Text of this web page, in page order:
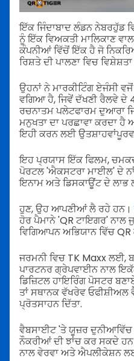
ਇੱਕ ਜਿੰਦਾਬਾਦ ਲੰਡਨ ਨੇਬਰਹੁੱਡ
ਨੂੰ ਇੱਕ ਵਿਅਕਤੀ ਮਾਲਿਕਾਣ
ਕੰਪਨੀਆਂ ਵਿੱਚੋਂ ਇੱਕ ਹੈ ਜੋ
ਰਿਸ਼ਤੇ ਦੀ ਪਾਲਣਾ ਵਿਚ
ਉਹਨਾਂ ਨੇ ਮਾਰਕੀਟਿੰਗ ਏਜੰਸੀ
ਵਗਿਆ ਹੈ, ਜਿਵੇਂ ਦੱਖਣੀ ਰੈਲਵੇ ਦੇ
ਰਚਨਾਤਮ ਪਲੇਟਫਾਰਮ ਦੁਆਰਾ
ਮਨੁਖਤਾ ਦਾ ਪਰਛਾਵਾ ਕਰਦਾ
ਇਹੀ ਕਰਨ ਲਈ
ਇਹ ਪ੍ਰਯਾਸ ਇੱਕ ਫਿਲਮ,
ਪੋਰਟਲ 'ਐਕਸਟਰਾ ਮਾਈਲ' ਦੇ ਨਾਂ
ਇਨਾਮ ਅਤੇ ਡਿਸਕਾਊਂਟ ਦੇ
ਹੁਣ, ਉਹ ਆਪਣੀਆਂ ਲੈ ਰਹੇ ਹਨ।
ਹੋਰ ਪੈਮਾਨੇ 'QR ਟਾਇਗਰ' ਨਾਲ
ਵਿਗਿਆਪਨ ਅਭਿਯਾਨ ਵਿੱਚ
ਜਰਮਨੀ ਵਿਚ TK Maxx ਲਈ,
ਪਾਰਟਨਰ ਗ੍ਰੇਪਵਾਈਨ ਨਾਲ
ਡਿਜ਼ਿਟਲ ਹਾਇਰਿੰਗ ਪੋਸਟਰ
ਤਾਂ ਸਥਾਨਕ ਵੱਖਰੇਵ
ਪ੍ਰੋਤਸਾਹਨ ਦਿੱਤਾ.
ਵੈਬਸਾਈਟ 'ਤੇ ਯੂਜ਼ਰ
ਨੌਕਰੀਆਂ ਦੀ ਝਾਂਚ ਕਰ ਸਕਦੇ
ਨਾਲ ਵੇਰਵਾ ਅਤੇ ਐਪਲੀਕੇਸ਼ਨ